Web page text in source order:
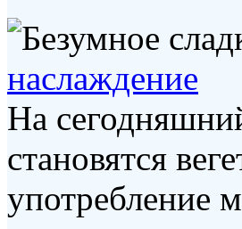
наслаждение
На
становятся
употребление